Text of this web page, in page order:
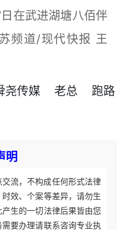
在武进湖塘八佰伴
频道/现代快报 王
尧传媒 老总
跑路
明
流，不构成任何形式法律
效、个案等差异，请勿生
生的一切法律后果皆由您
要办理请联系咨询专业执